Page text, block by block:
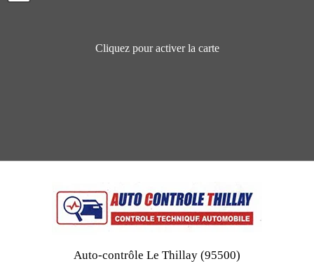
Cliquez pour activer la carte
Auto-contrôle Le Thillay (95500)